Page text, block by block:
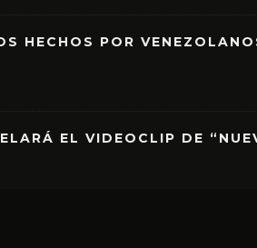
HECHOS POR
EL VIDEOCLIP DE